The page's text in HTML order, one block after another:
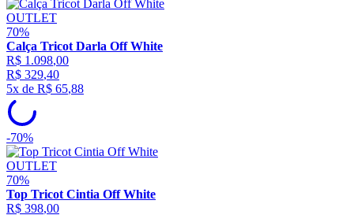
OUTLET
70%
Calça Tricot Darla Off White
R$ 1.098,00
R$ 329,40
5x de R$ 65,88
-70%
OUTLET
70%
Top Tricot Cintia Off White
R$ 398,00